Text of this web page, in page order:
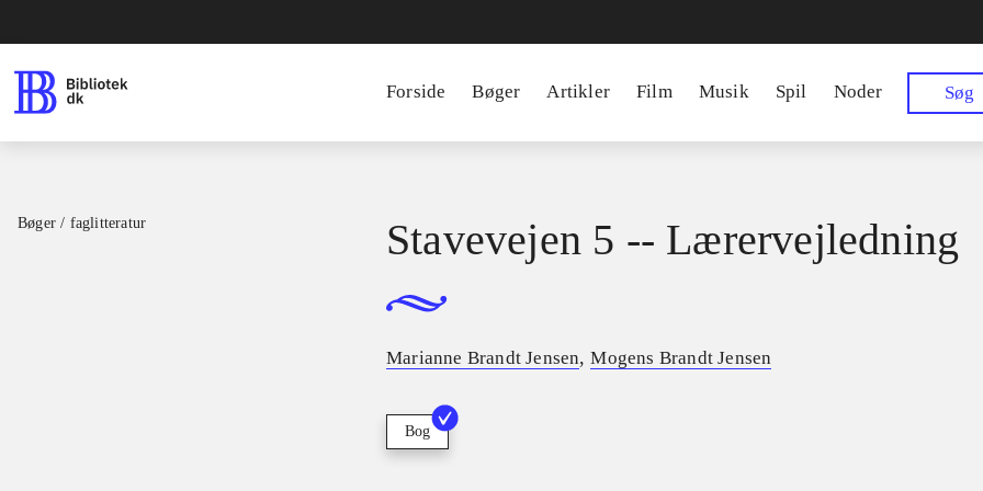
Forside Bøger Artikler Film Musik Spil Noder Søg
Bøger / faglitteratur Stavevejen 5 -- Lærervejledning
Marianne Brandt Jensen,Mogens Brandt Jensen
Bog